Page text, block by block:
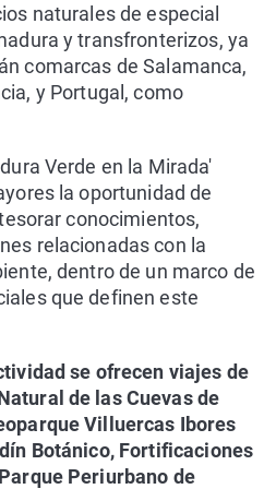
naturales de especial
y transfronterizos, ya
comarcas de Salamanca,
y Portugal, como
Verde en la Mirada'
la oportunidad de
conocimientos,
relacionadas con la
dentro de un marco de
que definen este
se ofrecen viajes de
de las Cuevas de
Villuercas Ibores
Botánico, Fortificaciones
Periurbano de